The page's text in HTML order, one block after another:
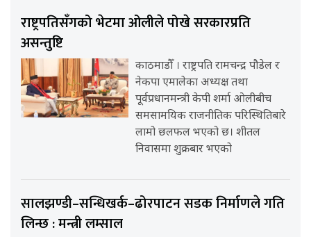
राष्ट्रपतिसँगको भेटमा ओलीले पोखे सरकारप्रति
असन्तुष्टि
काठमाडौँ । राष्ट्रपति रामचन्द्र पौडेल र
नेकपा एमालेका अध्यक्ष तथा
पूर्वप्रधानमन्त्री केपी शर्मा ओलीबीच
समसामयिक राजनीतिक परिस्थितिबारे
लामो छलफल भएको छ। शीतल
निवासमा शुक्रबार भएको
सालझण्डी–सन्धिखर्क–ढोरपाटन सडक निर्माणले गति
लिन्छ : मन्त्री लम्साल